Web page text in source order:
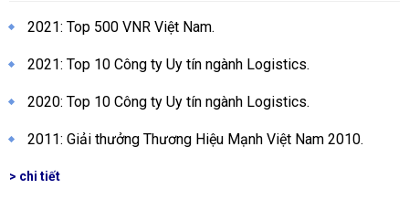
2021: Top 500 VNR Việt Nam.
2021: Top 10 Công ty Uy tín ngành Logistics.
2020: Top 10 Công ty Uy tín ngành Logistics.
2011: Giải thưởng Thương Hiệu Mạnh Việt Nam 2010.
> chi tiết